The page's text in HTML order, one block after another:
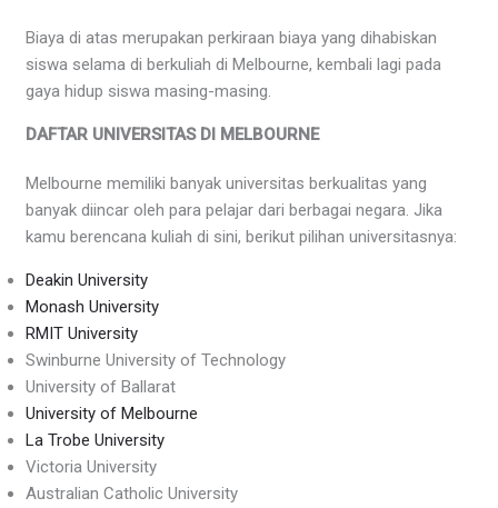
Biaya di atas merupakan perkiraan biaya yang dihabiskan
siswa selama di berkuliah di Melbourne, kembali lagi pada
gaya hidup siswa masing-masing.
DAFTAR UNIVERSITAS DI MELBOURNE
Melbourne memiliki banyak universitas berkualitas yang
banyak diincar oleh para pelajar dari berbagai negara. Jika
kamu berencana kuliah di sini, berikut pilihan universitasnya:
Deakin University
Monash University
RMIT University
Swinburne University of Technology
University of Ballarat
University of Melbourne
La Trobe University
Victoria University
Australian Catholic University